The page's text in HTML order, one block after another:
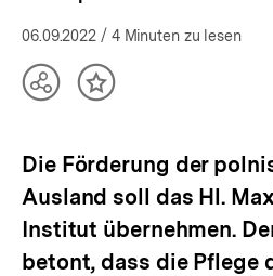
06.09.2022 / 4 Minuten zu lesen
TeilenInhalt
Die Förderung der
Ausland soll das Hl.
Institut übernehmen.
betont, dass die Pflege